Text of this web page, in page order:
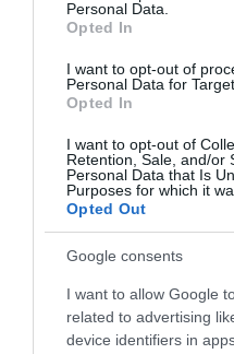
Personal Data.
Opted In
I want to opt-out of
Personal Data for
Opted In
I want to opt-out of
Retention, Sale, and/or
Personal Data that Is
Purposes for which it
Opted Out
Google consents
I want to allow Google
related to advertising
device identifiers in
Παρακαλώ Περιμένετε...
ΕΞΑΙΡΕΣΗ – ΒΙΣΣΗ ΑΝΝΑ